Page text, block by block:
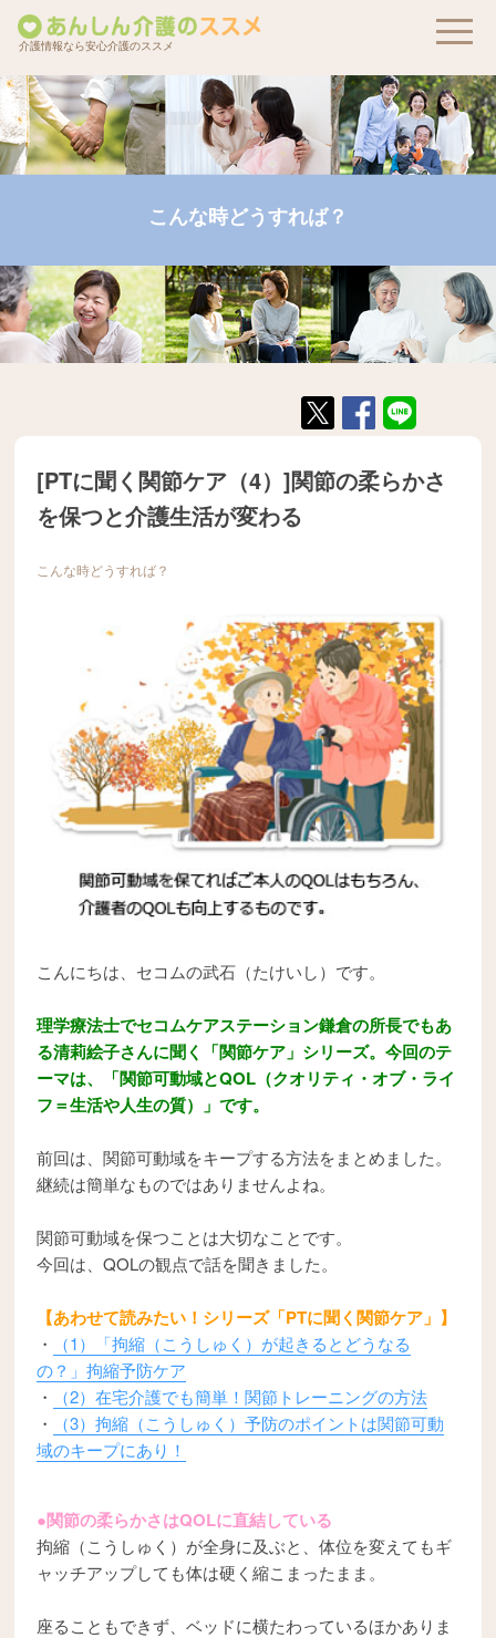
介護情報なら安心介護のススメ
こんな時どうすれば？
[PTに聞く関節ケア（4）]関節の柔らかさ
を保つと介護生活が変わる
こんな時どうすれば？
こんにちは、セコムの武石（たけいし）です。
理学療法士でセコムケアステーション鎌倉の所長でもあ
る清莉絵子さんに聞く「関節ケア」シリーズ。今回のテ
ーマは、「関節可動域とQOL（クオリティ・オブ・ライ
フ＝生活や人生の質）」です。
前回は、関節可動域をキープする方法をまとめました。
継続は簡単なものではありませんよね。
関節可動域を保つことは大切なことです。
今回は、QOLの観点で話を聞きました。
【あわせて読みたい！シリーズ「PTに聞く関節ケア」】
・
（1）「拘縮（こうしゅく）が起きるとどうなる
の？」拘縮予防ケア
・
（2）在宅介護でも簡単！関節トレーニングの方法
・
（3）拘縮（こうしゅく）予防のポイントは関節可動
域のキープにあり！
●関節の柔らかさはQOLに直結している
拘縮（こうしゅく）が全身に及ぶと、体位を変えてもギ
ャッチアップしても体は硬く縮こまったまま。
座ることもできず、ベッドに横たわっているほかありま